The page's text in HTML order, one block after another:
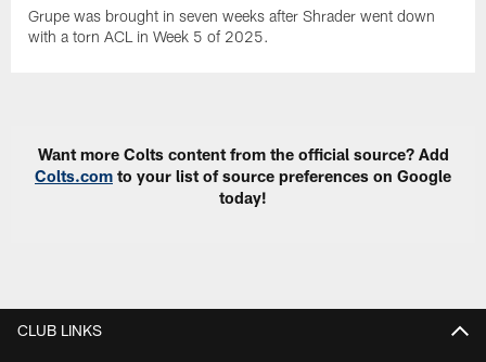
Grupe was brought in seven weeks after Shrader went down
with a torn ACL in Week 5 of 2025.
Want more Colts content from the official source? Add
Colts.com to your list of source preferences on Google
today!
CLUB LINKS